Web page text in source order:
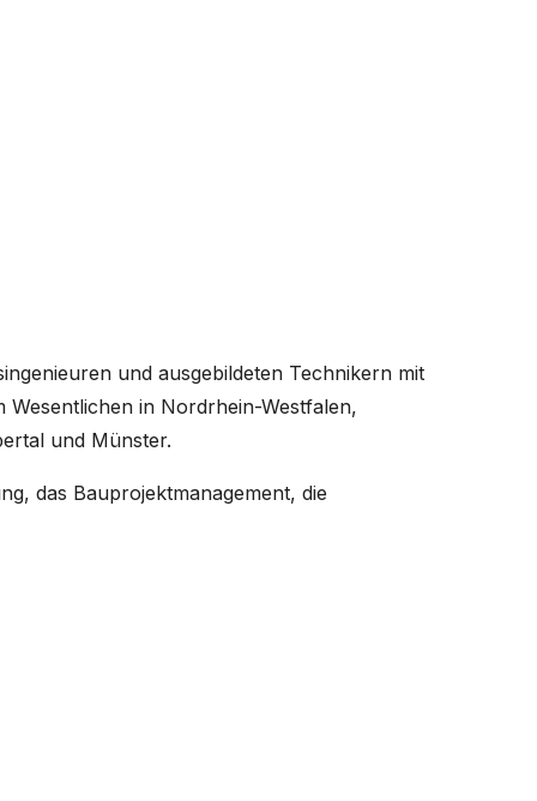
und ausgebildeten Technikern mit
in Nordrhein-Westfalen,
und Münster.
das Bauprojektmanagement, die